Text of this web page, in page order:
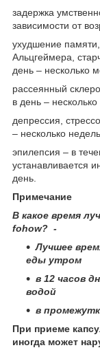
задержка
зависимости от
ухудшение
Альцгеймера,
день – несколько
рассеянный
в день –
депрессия,
– несколько
эпилепсия – в
устанавливается
день.
Примечание
В какое время
fohow? -
Лучшее
еды утром
в 12 часов
водой
в
При приеме
иногда может